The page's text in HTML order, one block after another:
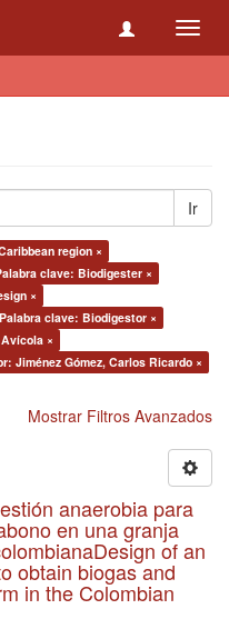
Ir
region ×
clave: Biodigester ×
×
Palabra clave: Biodigestor ×
×
Jiménez Gómez, Carlos Ricardo ×
Mostrar Filtros Avanzados
anaerobia para
en una granja
of an
obtain biogas and
in the Colombian